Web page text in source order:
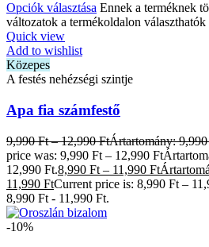
Opciók választása Ennek a terméknek
változatok a termékoldalon választhatók
Quick view
Add to wishlist
Közepes
A festés nehézségi szintje
Apa fia számfestő
9,990Ft – 12,990FtÁrtartomány:
price was: 9,990 Ft – 12,990
12,990 Ft.8,990 Ft – 11,990 Ft
11,990 FtCurrent price is: 8,990 Ft –
8,990 Ft - 11,990 Ft.
-10%